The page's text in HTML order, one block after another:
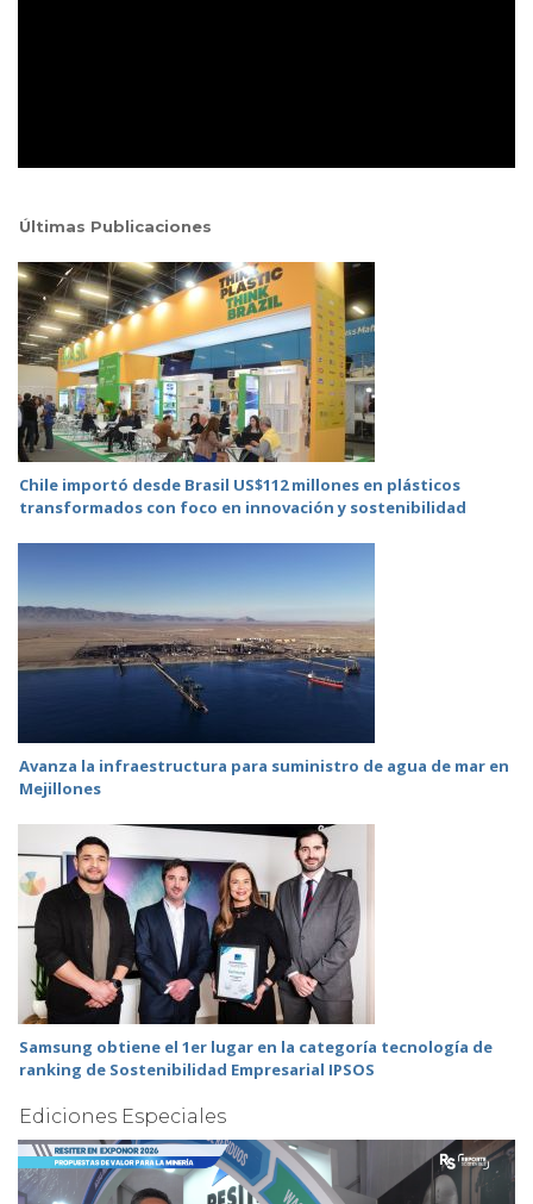
Últimas Publicaciones
Chile importó desde Brasil US$112 millones en plásticos
transformados con foco en innovación y sostenibilidad
Avanza la infraestructura para suministro de agua de mar en
Mejillones
Samsung obtiene el 1er lugar en la categoría tecnología de
ranking de Sostenibilidad Empresarial IPSOS
Ediciones Especiales